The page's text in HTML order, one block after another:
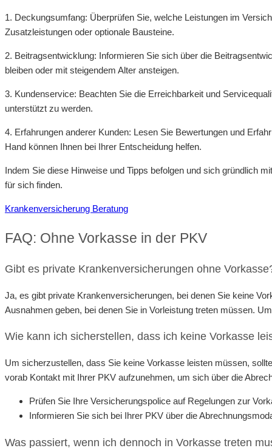
1. Deckungsumfang: Überprüfen Sie, welche Leistungen im
Zusatzleistungen oder optionale Bausteine.
2. Beitragsentwicklung: Informieren Sie sich über die
bleiben oder mit steigendem Alter ansteigen.
3. Kundenservice: Beachten Sie die Erreichbarkeit und
unterstützt zu werden.
4. Erfahrungen anderer Kunden: Lesen Sie Bewertungen und
Hand können Ihnen bei Ihrer Entscheidung helfen.
Indem Sie diese Hinweise und Tipps befolgen und sich gründlich
für sich finden.
Krankenversicherung Beratung
FAQ: Ohne Vorkasse in der PKV
Gibt es private Krankenversicherungen ohne
Ja, es gibt private Krankenversicherungen, bei denen Sie keine
Ausnahmen geben, bei denen Sie in Vorleistung treten müssen.
Wie kann ich sicherstellen, dass ich keine Vorkasse
Um sicherzustellen, dass Sie keine Vorkasse leisten müssen,
vorab Kontakt mit Ihrer PKV aufzunehmen, um sich über die
Prüfen Sie Ihre Versicherungspolice auf Regelungen zur
Informieren Sie sich bei Ihrer PKV über die
Was passiert, wenn ich dennoch in Vorkasse treten